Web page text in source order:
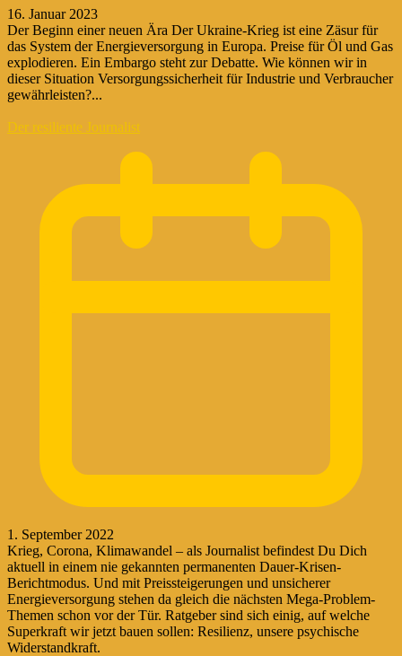
16. Januar 2023
Der Beginn einer neuen Ära Der Ukraine-Krieg ist eine Zäsur für
das System der Energieversorgung in Europa. Preise für Öl und Gas
explodieren. Ein Embargo steht zur Debatte. Wie können wir in
dieser Situation Versorgungssicherheit für Industrie und Verbraucher
gewährleisten?...
Der resiliente Journalist
1. September 2022
Krieg, Corona, Klimawandel – als Journalist befindest Du Dich
aktuell in einem nie gekannten permanenten Dauer-Krisen-
Berichtmodus. Und mit Preissteigerungen und unsicherer
Energieversorgung stehen da gleich die nächsten Mega-Problem-
Themen schon vor der Tür. Ratgeber sind sich einig, auf welche
Superkraft wir jetzt bauen sollen: Resilienz, unsere psychische
Widerstandkraft.